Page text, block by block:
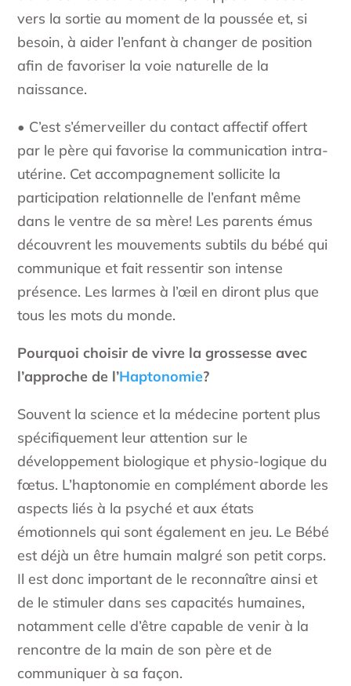
vers la sortie au moment de la poussée et, si
besoin, à aider l’enfant à changer de position
afin de favoriser la voie naturelle de la
naissance.
• C’est s’émerveiller du contact affectif offert
par le père qui favorise la communication intra-
utérine. Cet accompagnement sollicite la
participation relationnelle de l’enfant même
dans le ventre de sa mère! Les parents émus
découvrent les mouvements subtils du bébé qui
communique et fait ressentir son intense
présence. Les larmes à l’œil en diront plus que
tous les mots du monde.
Pourquoi choisir de vivre la grossesse avec
l’approche de l’Haptonomie?
Souvent la science et la médecine portent plus
spécifiquement leur attention sur le
développement biologique et physio-logique du
fœtus. L’haptonomie en complément aborde les
aspects liés à la psyché et aux états
émotionnels qui sont également en jeu. Le Bébé
est déjà un être humain malgré son petit corps.
Il est donc important de le reconnaître ainsi et
de le stimuler dans ses capacités humaines,
notamment celle d’être capable de venir à la
rencontre de la main de son père et de
communiquer à sa façon.